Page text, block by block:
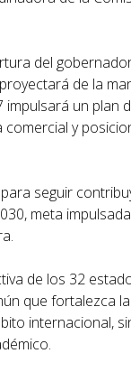
del
de la
impulsará un
y
seguir
meta
de los 32
que fortalezca
internacional,